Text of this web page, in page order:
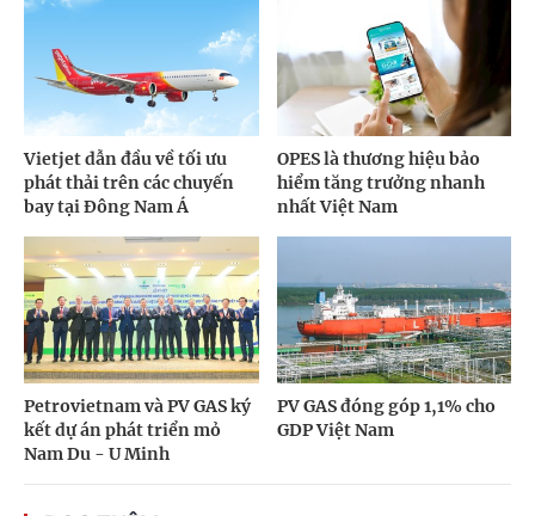
Vietjet dẫn đầu về tối ưu
phát thải trên các chuyến
bay tại Đông Nam Á
OPES là thương hiệu bảo
hiểm tăng trưởng nhanh
nhất Việt Nam
Petrovietnam và PV GAS ký
kết dự án phát triển mỏ
Nam Du - U Minh
PV GAS đóng góp 1,1% cho
GDP Việt Nam